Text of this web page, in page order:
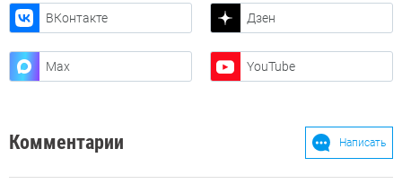
ВКонтакте Дзен
Max YouTube
Комментарии Написать